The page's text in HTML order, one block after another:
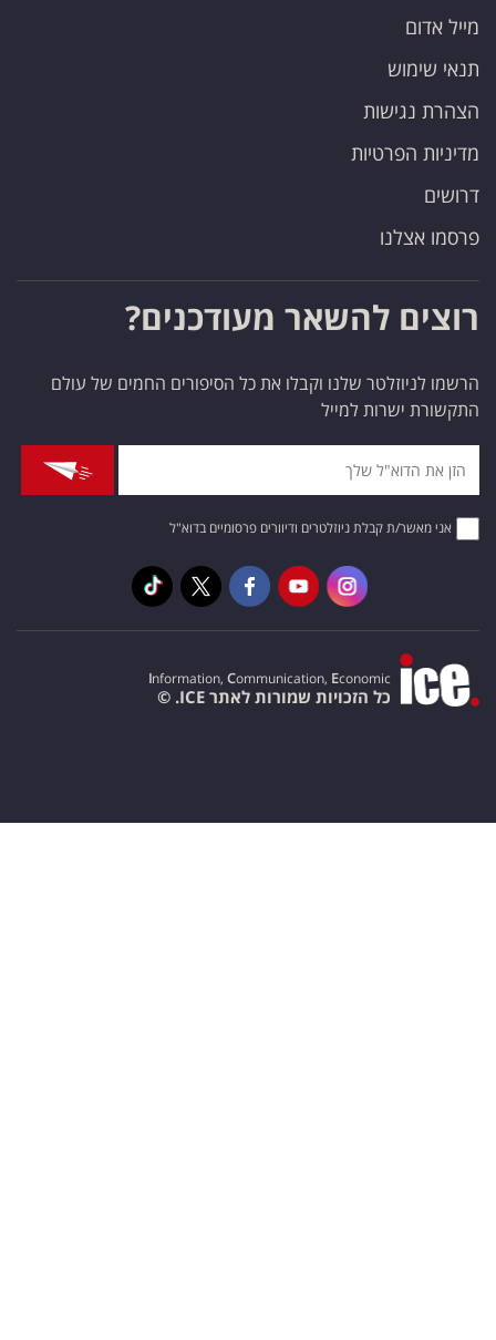
מייל אדום
תנאי שימוש
הצהרת נגישות
מדיניות הפרטיות
דרושים
פרסמו אצלנו
רוצים להשאר מעודכנים?
הרשמו לניוזלטר שלנו וקבלו את כל הסיפורים החמים של עולם
התקשורת ישרות למייל
אני מאשר/ת קבלת ניוזלטרים ודיוורים פרסומיים בדוא"ל
Information, Communication, Economic
כל הזכויות שמורות לאתר ICE. ©